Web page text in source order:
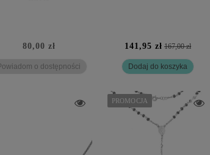
80,00 zł
o dostępności
141,95 zł 167,00 zł
Dodaj do koszyka
PROMOCJA